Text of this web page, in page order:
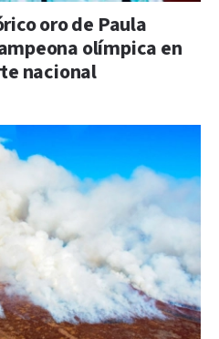
oro de Paula
olímpica en
nacional